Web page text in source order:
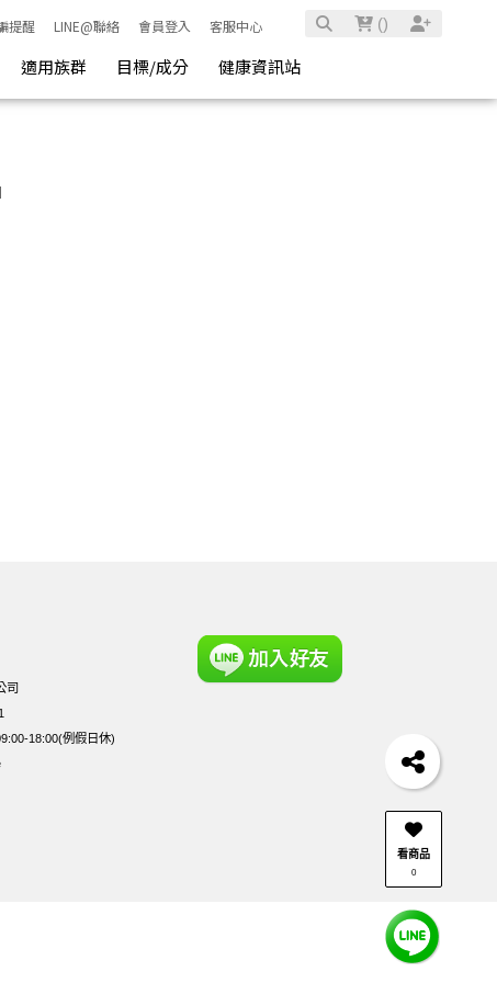
提醒 LINE@聯絡 會員登入 客服中心 ()
適用族群 目標/成分 健康資訊站
」
司
18:00(例假日休)
看商品
0